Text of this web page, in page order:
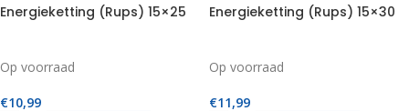
Energieketting (Rups) 15×25
Op voorraad
€10,99
Energieketting (Rups) 15×30
Op voorraad
€11,99